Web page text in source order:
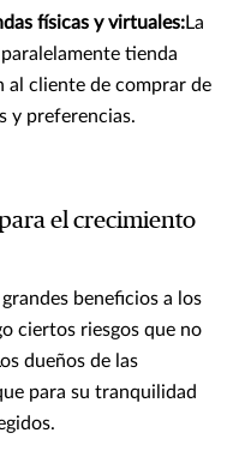
físicas y virtuales:La
tienda
al cliente de comprar de
y preferencias.
el crecimiento
beneficios a los
ciertos riesgos que no
dueños de las
para su tranquilidad